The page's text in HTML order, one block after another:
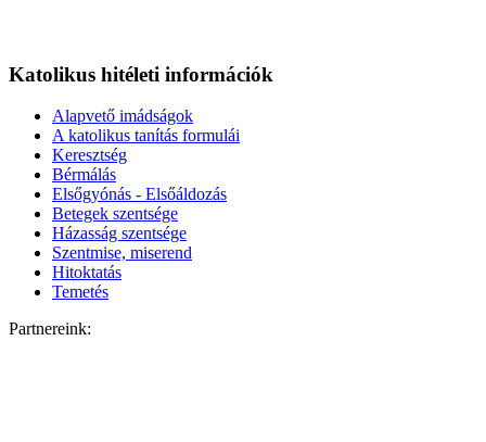
Katolikus hitéleti információk
Alapvető imádságok
A katolikus tanítás formulái
Keresztség
Bérmálás
Elsőgyónás - Elsőáldozás
Betegek szentsége
Házasság szentsége
Szentmise, miserend
Hitoktatás
Temetés
Partnereink: